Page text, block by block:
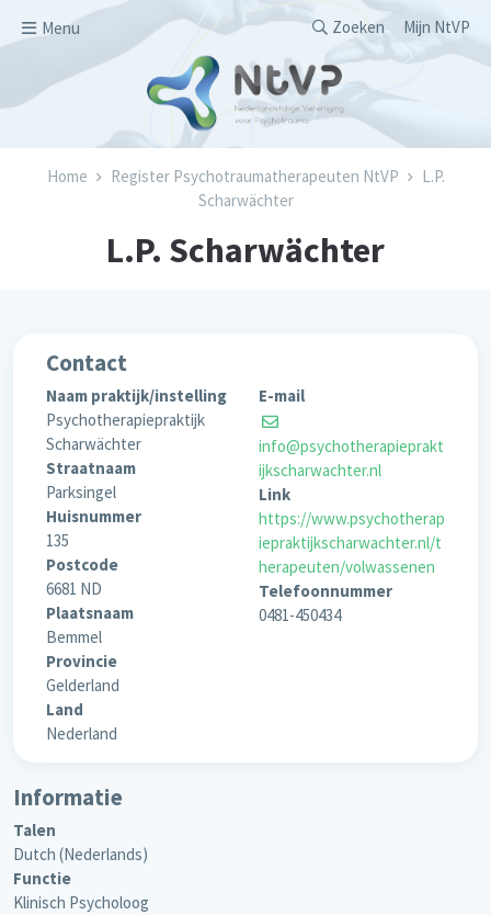
Menu
Secondary
Zoeken Mijn NtVP
Kruimelpad
Home Register Psychotraumatherapeuten NtVP
L.P.
Scharwächter
L.P. Scharwächter
Contact
Naam praktijk/instelling
Psychotherapiepraktijk
Scharwächter
Straatnaam
Parksingel
Huisnummer
135
Postcode
6681 ND
Plaatsnaam
Bemmel
Provincie
Gelderland
Land
Nederland
E-mail
info@psychotherapieprakt
ijkscharwachter.nl
Link
https://www.psychotherap
iepraktijkscharwachter.nl/t
herapeuten/volwassenen
Telefoonnummer
0481-450434
Informatie
Talen
Dutch (Nederlands)
Functie
Klinisch Psycholoog